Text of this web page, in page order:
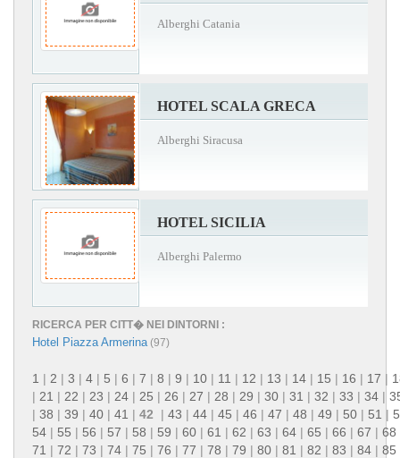
Alberghi Catania
HOTEL SCALA GRECA
Alberghi Siracusa
HOTEL SICILIA
Alberghi Palermo
RICERCA PER CITT� NEI DINTORNI :
Hotel Piazza Armerina(97)
1 | 2 | 3 | 4 | 5 | 6 | 7 | 8 | 9 | 10 | 11 | 12 | 13 | 14 | 15 | 16 | 17 |
| 21 | 22 | 23 | 24 | 25 | 26 | 27 | 28 | 29 | 30 | 31 | 32 | 33 | 34 |
| 38 | 39 | 40 | 41 | 42 | 43 | 44 | 45 | 46 | 47 | 48 | 49 | 50 | 51 |
54 | 55 | 56 | 57 | 58 | 59 | 60 | 61 | 62 | 63 | 64 | 65 | 66 | 67 | 68
71 | 72 | 73 | 74 | 75 | 76 | 77 | 78 | 79 | 80 | 81 | 82 | 83 | 84 | 85